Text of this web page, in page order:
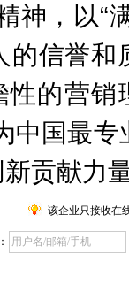
神，以“
信誉和
性的营
中国最
贡献力
该企业只接收在